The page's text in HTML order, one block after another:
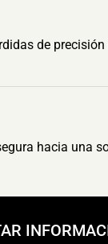
de
hacia una